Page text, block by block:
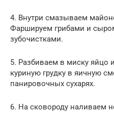
4. Внутри смазываем
Фаршируем грибами и
зубочистками.
5. Разбиваем в миску яйцо
куриную грудку в яичную
панировочных сухарях.
6. На сковороду наливаем